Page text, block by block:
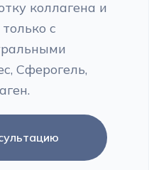
коллагена и
с
Сферогель,